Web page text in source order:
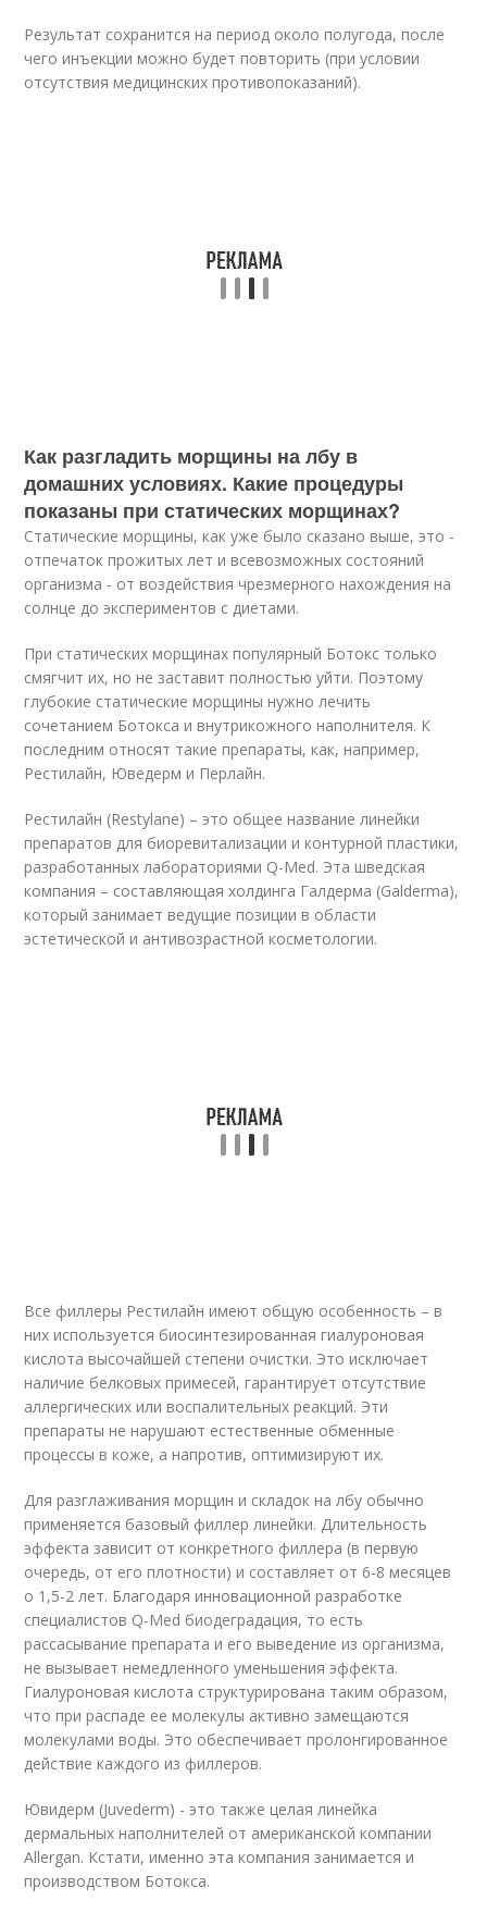
Результат сохранится на период около полугода, после
чего инъекции можно будет повторить (при условии
отсутствия медицинских противопоказаний).
Как разгладить морщины на лбу в
домашних условиях. Какие процедуры
показаны при статических морщинах?
Статические морщины, как уже было сказано выше, это -
отпечаток прожитых лет и всевозможных состояний
организма - от воздействия чрезмерного нахождения на
солнце до экспериментов с диетами.
При статических морщинах популярный Ботокс только
смягчит их, но не заставит полностью уйти. Поэтому
глубокие статические морщины нужно лечить
сочетанием Ботокса и внутрикожного наполнителя. К
последним относят такие препараты, как, например,
Рестилайн, Юведерм и Перлайн.
Рестилайн (Restylane) – это общее название линейки
препаратов для биоревитализации и контурной пластики,
разработанных лабораториями Q-Med. Эта шведская
компания – составляющая холдинга Галдерма (Galderma),
который занимает ведущие позиции в области
эстетической и антивозрастной косметологии.
Все филлеры Рестилайн имеют общую особенность – в
них используется биосинтезированная гиалуроновая
кислота высочайшей степени очистки. Это исключает
наличие белковых примесей, гарантирует отсутствие
аллергических или воспалительных реакций. Эти
препараты не нарушают естественные обменные
процессы в коже, а напротив, оптимизируют их.
Для разглаживания морщин и складок на лбу обычно
применяется базовый филлер линейки. Длительность
эффекта зависит от конкретного филлера (в первую
очередь, от его плотности) и составляет от 6-8 месяцев
о 1,5-2 лет. Благодаря инновационной разработке
специалистов Q-Med биодеградация, то есть
рассасывание препарата и его выведение из организма,
не вызывает немедленного уменьшения эффекта.
Гиалуроновая кислота структурирована таким образом,
что при распаде ее молекулы активно замещаются
молекулами воды. Это обеспечивает пролонгированное
действие каждого из филлеров.
Ювидерм (Juvederm) - это также целая линейка
дермальных наполнителей от американской компании
Allergan. Кстати, именно эта компания занимается и
производством Ботокса.